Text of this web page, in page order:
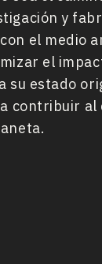
y
el medio
el
su estado
contribuir